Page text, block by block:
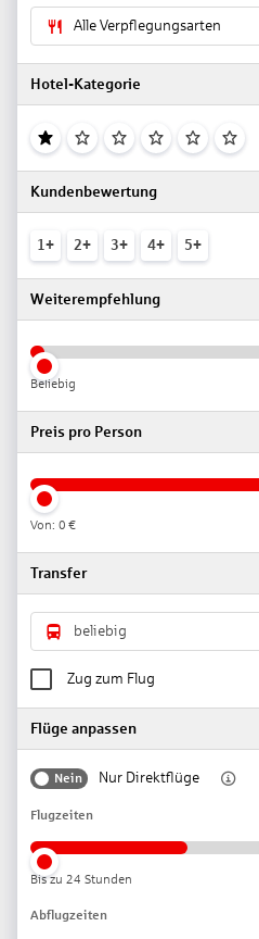
Alle Verpflegungsarten
Hotel-Kategorie
Kundenbewertung
1+ 2+ 3+ 4+ 5+
Weiterempfehlung
Beliebig
Preis pro Person
Von: 0 €
Transfer
beliebig
Zug zum Flug
Flüge anpassen
Nein Nur Direktflüge
Flugzeiten
Bis zu 24 Stunden
Abflugzeiten